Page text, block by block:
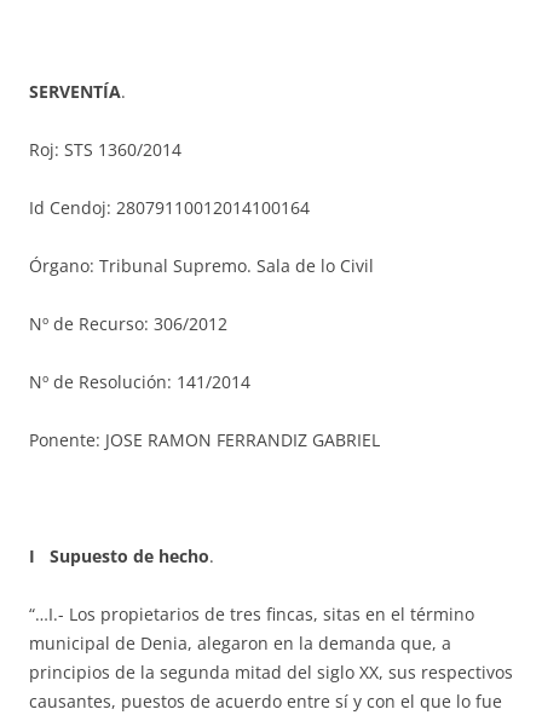
SERVENTÍA.
Roj: STS 1360/2014
Id Cendoj: 28079110012014100164
Órgano: Tribunal Supremo. Sala de lo Civil
Nº de Recurso: 306/2012
Nº de Resolución: 141/2014
Ponente: JOSE RAMON FERRANDIZ GABRIEL
I Supuesto de hecho.
“…I.- Los propietarios de tres fincas, sitas en el término
municipal de Denia, alegaron en la demanda que, a
principios de la segunda mitad del siglo XX, sus respectivos
causantes, puestos de acuerdo entre sí y con el que lo fue